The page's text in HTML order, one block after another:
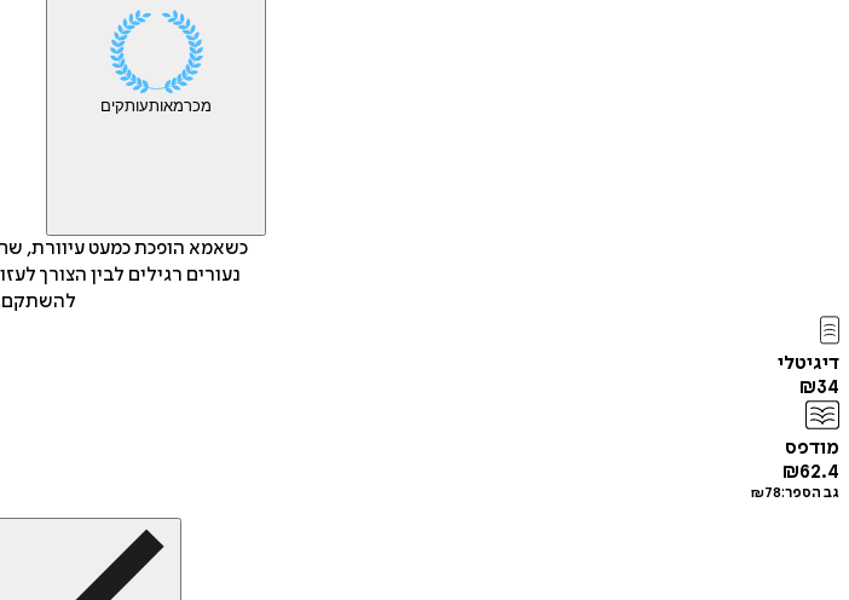
מכרמאותעותקים
כשאמא הופכת כמעט עיוורת,
נעורים רגילים לבין הצורך
דיגיטלי
₪34
מודפס
₪62.4
גב הספר: ₪78